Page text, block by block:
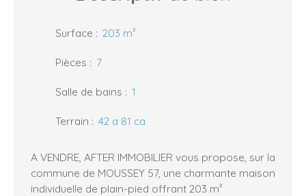
Surface : 203 m²
Pièces : 7
Salle de bains : 1
Terrain : 42 a 81 ca
A VENDRE, AFTER IMMOBILIER vous propose, sur la
commune de MOUSSEY 57, une charmante maison
individuelle de plain-pied offrant 203 m²